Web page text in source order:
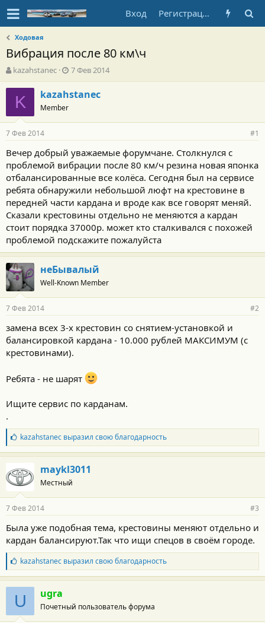
Вход Регистрация
Ходовая
Вибрация после 80 км\ч
А
в
т
т
е
м
ы
kazahstanec
Д
а
т
а
а
а
л
а
7 Фев 2014
K kazahstanec
Member
7 Фев 2014 #1
Вечер добрый уважаемые форумчане. Столкнулся с
проблемой вибрации после 80 км/ч резина новая японка
отбалансированные все колёса. Сегодня был на сервисе
ребята обнаружили небольшой люфт на крестовине в
передней части кардана и вроде как все говорят меняй.
Сказали крестовины отдельно не меняются а кардан
стоит порядка 37000р. может кто сталкивался с похожей
проблемой подскажите пожалуйста
неБывалый
Well-Known Member
7 Фев 2014 #2
замена всех 3-х крестовин со снятием-установкой и
балансировкой кардана - 10.000 рублей МАКСИМУМ (с
крестовинами).
Ребята - не шарят
Ищите сервис по карданам.
.
Б
л
а
о
д
а
н
с
т
и
:
kazahstanecвыразил свою благодарность
maykl3011
Местный
7 Фев 2014 #3
Была уже подобная тема, крестовины меняют отдельно и
кардан балансируют.Так что ищи спецов в своём городе.
Б
л
а
г
д
а
kazahstanecвыразил свою благодарность
U ugra
Почетный пользователь форума